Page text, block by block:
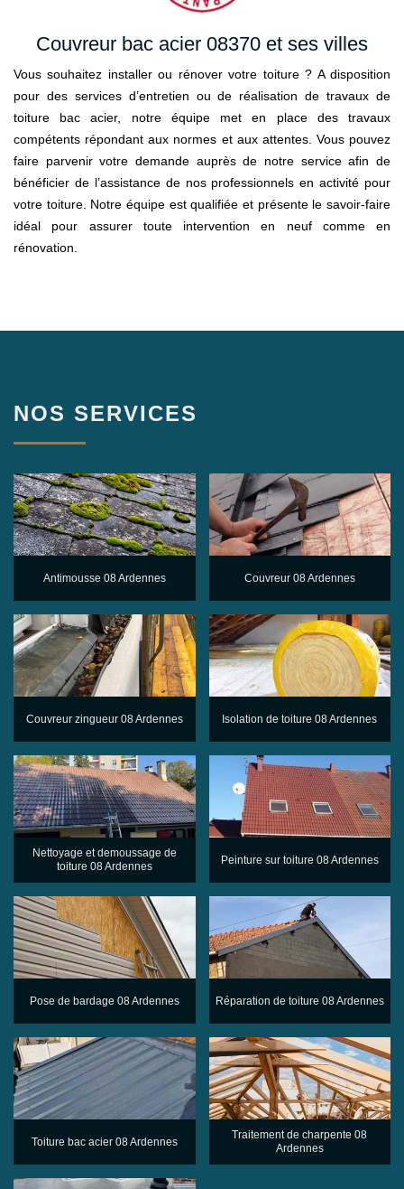
Couvreur bac acier 08370 et ses villes
Vous souhaitez installer ou rénover votre toiture ? A disposition
pour des services d’entretien ou de réalisation de travaux de
toiture bac acier, notre équipe met en place des travaux
compétents répondant aux normes et aux attentes. Vous pouvez
faire parvenir votre demande auprès de notre service afin de
bénéficier de l’assistance de nos professionnels en activité pour
votre toiture. Notre équipe est qualifiée et présente le savoir-faire
idéal pour assurer toute intervention en neuf comme en
rénovation.
NOS SERVICES
Antimousse 08 Ardennes Couvreur 08 Ardennes
Couvreur zingueur 08 Ardennes Isolation de toiture 08 Ardennes
Nettoyage et demoussage de
toiture 08 Ardennes
Peinture sur toiture 08 Ardennes
Pose de bardage 08 Ardennes Réparation de toiture 08 Ardennes
Toiture bac acier 08 Ardennes
Traitement de charpente 08
Ardennes